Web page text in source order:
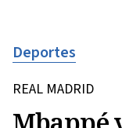
Deportes
REAL MADRID